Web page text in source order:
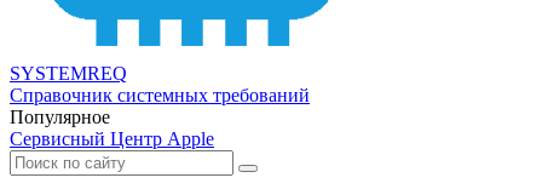
SYSTEMREQ
Справочник системных требований
Популярное
Сервисный Центр Apple